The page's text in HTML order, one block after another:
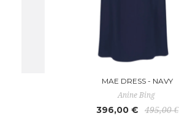
MAE DRESS - NAVY
Anine Bing
396,00 € 495,00 €